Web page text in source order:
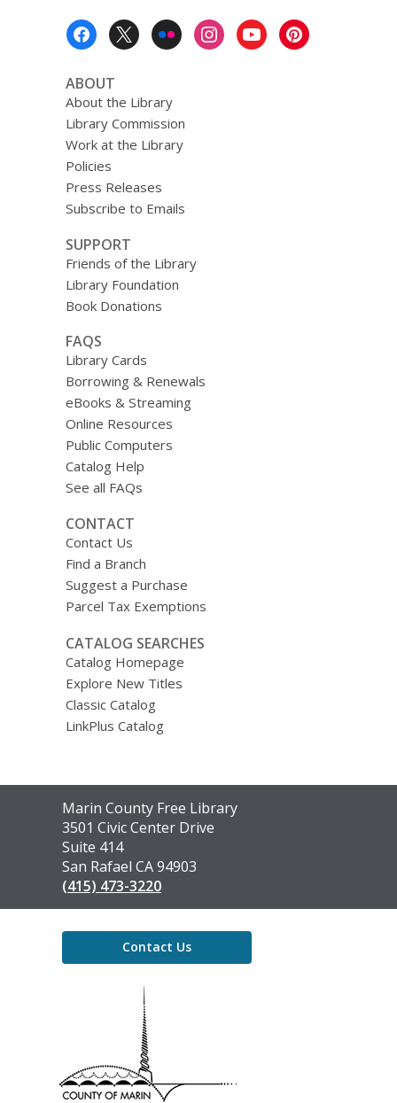
ABOUT
About the Library
Library Commission
Work at the Library
Policies
Press Releases
Subscribe to Emails
SUPPORT
Friends of the Library
Library Foundation
Book Donations
FAQS
Library Cards
Borrowing & Renewals
eBooks & Streaming
Online Resources
Public Computers
Catalog Help
See all FAQs
CONTACT
Contact Us
Find a Branch
Suggest a Purchase
Parcel Tax Exemptions
CATALOG SEARCHES
Catalog Homepage
Explore New Titles
Classic Catalog
LinkPlus Catalog
Contact
the
Library
Marin County Free Library
3501 Civic Center Drive
Suite 414
San Rafael CA 94903
(415) 473-3220
Contact Us